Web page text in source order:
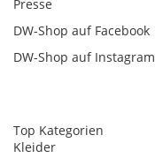
Presse
DW-Shop auf Facebook
DW-Shop auf Instagram
Top Kategorien
Kleider